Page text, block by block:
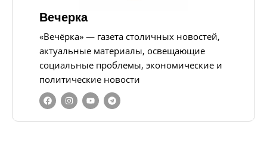
Вечерка
«Вечёрка» — газета столичных новостей,
актуальные материалы, освещающие
социальные проблемы, экономические и
политические новости